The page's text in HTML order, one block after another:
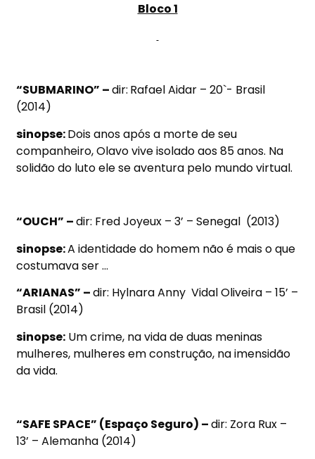
Bloco 1
“SUBMARINO” –dir: Rafael Aidar – 20`- Brasil
(2014)
sinopse:Dois anos após a morte de seu
companheiro, Olavo vive isolado aos 85 anos. Na
solidão do luto ele se aventura pelo mundo virtual.
“OUCH” –dir: Fred Joyeux – 3’ – Senegal (2013)
sinopse:A identidade do homem não é mais o que
costumava ser …
“ARIANAS” –dir: Hylnara Anny Vidal Oliveira – 15’ –
Brasil (2014)
sinopse: Um crime, na vida de duas meninas
mulheres, mulheres em construção, na imensidão
da vida.
“SAFE SPACE” (Espaço Seguro) –dir: Zora Rux –
13’ – Alemanha (2014)